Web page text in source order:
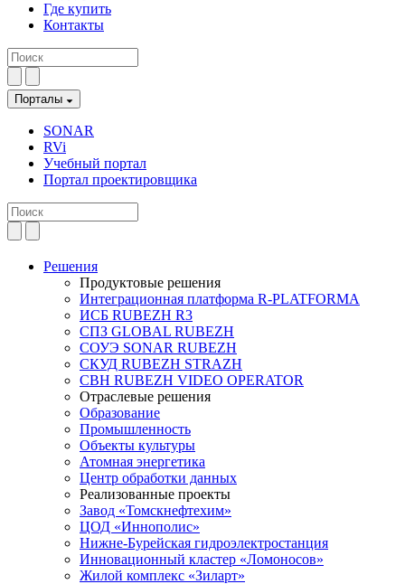
Где купить
Контакты
Порталы
SONAR
RVi
Учебный портал
Портал проектировщика
Решения
Продуктовые решения
Интеграционная платформа R-PLATFORMA
ИСБ RUBEZH R3
СПЗ GLOBAL RUBEZH
СОУЭ SONAR RUBEZH
СКУД RUBEZH STRAZH
СВН RUBEZH VIDEO OPERATOR
Отраслевые решения
Образование
Промышленность
Объекты культуры
Атомная энергетика
Центр обработки данных
Реализованные проекты
Завод «Томскнефтехим»
ЦОД «Иннополис»
Нижне-Бурейская гидроэлектростанция
Инновационный кластер «Ломоносов»
Жилой комплекс «Зиларт»